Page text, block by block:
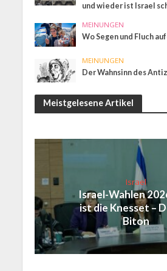
und wieder ist Israel
MEINUNGEN
Wo Segen und Fluch
MEINUNGEN
Der Wahnsinn des
Meistgelesene Artikel
Israel
Israel-Wahlen
ist die Knesset –
Biton